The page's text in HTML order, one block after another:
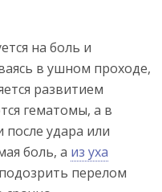
на боль и
в ушном проходе,
развитием
гематомы, а в
после удара или
боль, а из уха
перелом